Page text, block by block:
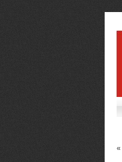
«